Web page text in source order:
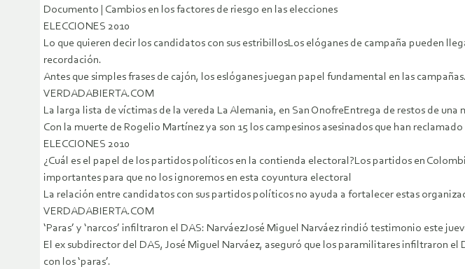
Documento | Cambios en los factores de riesgo en las elecciones
ELECCIONES 2010
Lo que quieren decir los candidatos con sus estribillosLos elóganes de campaña pueden
recordación.
Antes que simples frases de cajón, los eslóganes juegan papel fundamental en las
VERDADABIERTA.COM
La larga lista de víctimas de la vereda La Alemania, en San OnofreEntrega de restos de una
Con la muerte de Rogelio Martínez ya son 15 los campesinos asesinados que han
ELECCIONES 2010
¿Cuál es el papel de los partidos políticos en la contienda electoral?Los partidos en
importantes para que no los ignoremos en esta coyuntura electoral
La relación entre candidatos con sus partidos políticos no ayuda a fortalecer estas
VERDADABIERTA.COM
‘Paras’ y ‘narcos’ infiltraron el DAS: NarváezJosé Miguel Narváez rindió testimonio este
El ex subdirector del DAS, José Miguel Narváez, aseguró que los paramilitares infiltraron
con los ‘paras’.